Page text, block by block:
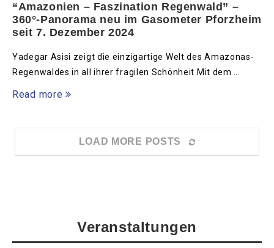
“Amazonien – Faszination Regenwald” –
360°-Panorama neu im Gasometer Pforzheim
seit 7. Dezember 2024
Yadegar Asisi zeigt die einzigartige Welt des Amazonas-
Regenwaldes in all ihrer fragilen Schönheit Mit dem …
Read more
LOAD MORE POSTS
Veranstaltungen